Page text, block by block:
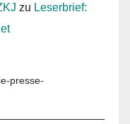
zu Leserbrief:
presse-